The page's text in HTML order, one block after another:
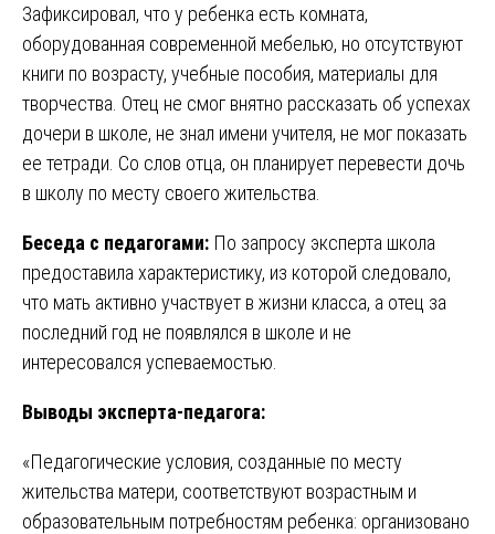
Зафиксировал, что у ребенка есть комната,
оборудованная современной мебелью, но отсутствуют
книги по возрасту, учебные пособия, материалы для
творчества. Отец не смог внятно рассказать об успехах
дочери в школе, не знал имени учителя, не мог показать
ее тетради. Со слов отца, он планирует перевести дочь
в школу по месту своего жительства.
Беседа с педагогами: По запросу эксперта школа
предоставила характеристику, из которой следовало,
что мать активно участвует в жизни класса, а отец за
последний год не появлялся в школе и не
интересовался успеваемостью.
Выводы эксперта-педагога:
«Педагогические условия, созданные по месту
жительства матери, соответствуют возрастным и
образовательным потребностям ребенка: организовано